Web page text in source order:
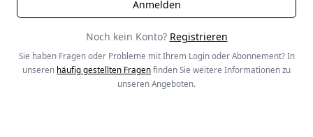
Noch kein Konto? Registrieren
Sie haben Fragen oder Probleme mit Ihrem Login oder Abonnement? In
unseren häufig gestellten Fragen finden Sie weitere Informationen zu
unseren Angeboten.